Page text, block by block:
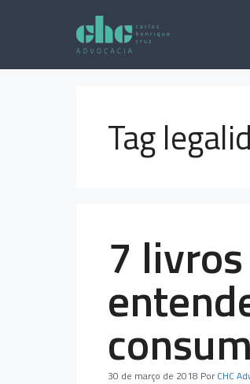
Tag
7
30 de março de 2018 Por CHC